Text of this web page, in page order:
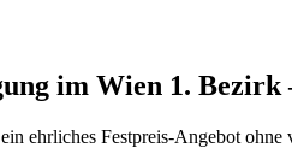
im Wien 1. Bezirk
ehrliches Festpreis-Angebot ohne